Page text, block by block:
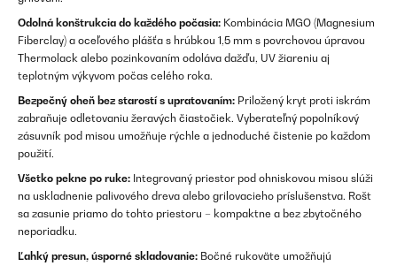
Odolná konštrukcia do každého počasia: Kombinácia MGO (Magnesium
Fiberclay) a oceľového plášťa s hrúbkou 1,5 mm s povrchovou úpravou
Thermolack alebo pozinkovaním odoláva dažďu, UV žiareniu aj
teplotným výkyvom počas celého roka.
Bezpečný oheň bez starostí s upratovaním: Priložený kryt proti iskrám
zabraňuje odletovaniu žeravých čiastočiek. Vyberateľný popolníkový
zásuvník pod misou umožňuje rýchle a jednoduché čistenie po každom
použití.
Všetko pekne po ruke: Integrovaný priestor pod ohniskovou misou slúži
na uskladnenie palivového dreva alebo grilovacieho príslušenstva. Rošt
sa zasunie priamo do tohto priestoru – kompaktne a bez zbytočného
neporiadku.
Ľahký presun, úsporné skladovanie: Bočné rukoväte umožňujú